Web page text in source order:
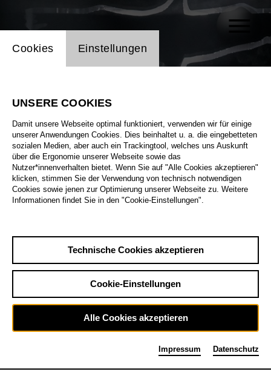
©2023, Bettina Stöß
Einstellung Website Cookie
Cookies Einstellungen
UNSERE COOKIES
Damit unsere Webseite optimal funktioniert, verwenden wir für einige
unserer Anwendungen Cookies. Dies beinhaltet u. a. die eingebetteten
sozialen Medien, aber auch ein Trackingtool, welches uns Auskunft
über die Ergonomie unserer Webseite sowie das
Nutzer*innenverhalten bietet. Wenn Sie auf "Alle Cookies akzeptieren"
klicken, stimmen Sie der Verwendung von technisch notwendigen
Cookies sowie jenen zur Optimierung unserer Webseite zu. Weitere
Informationen findet Sie in den "Cookie-Einstellungen".
Technische Cookies akzeptieren
Cookie-Einstellungen
Alle Cookies akzeptieren
Impressum Datenschutz